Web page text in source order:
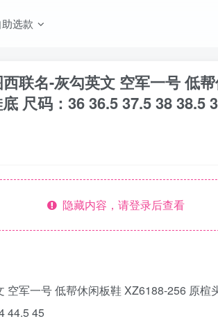
助选款
联名-灰勾英文 空军一号 低
尺码：36 36.5 37.5 38 38.5
隐藏内容，请登录后查看
空军一号 低帮休闲板鞋 XZ6188-256 原
44.5 45